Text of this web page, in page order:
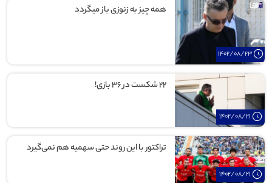
1402/08/23
همه چیز به زنوزی باز میگردد
1402/08/21
۲۲ شکست در ۳۶ بازی!
1402/08/21
تراکتور با این روند حتی سهمیه‌ هم نمی‌گیرد